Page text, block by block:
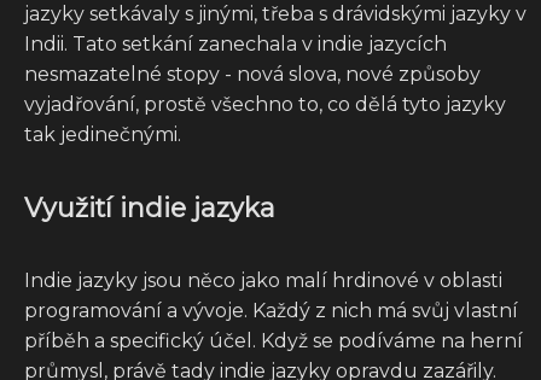
jazyky setkávaly s jinými, třeba s drávidskými jazyky v
Indii. Tato setkání zanechala v indie jazycích
nesmazatelné stopy - nová slova, nové způsoby
vyjadřování, prostě všechno to, co dělá tyto jazyky
tak jedinečnými.
Využití indie jazyka
Indie jazyky jsou něco jako malí hrdinové v oblasti
programování a vývoje. Každý z nich má svůj vlastní
příběh a specifický účel. Když se podíváme na herní
průmysl, právě tady indie jazyky opravdu zazářily.